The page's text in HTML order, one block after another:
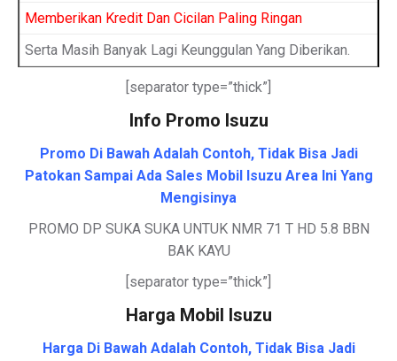
Memberikan Kredit Dan Cicilan Paling Ringan
Serta Masih Banyak Lagi Keunggulan Yang Diberikan.
[separator type=”thick”]
Info Promo Isuzu
Promo Di Bawah Adalah Contoh, Tidak Bisa Jadi
Patokan Sampai Ada Sales Mobil Isuzu Area Ini Yang
Mengisinya
PROMO DP SUKA SUKA UNTUK NMR 71 T HD 5.8 BBN
BAK KAYU
[separator type=”thick”]
Harga Mobil Isuzu
Harga Di Bawah Adalah Contoh, Tidak Bisa Jadi